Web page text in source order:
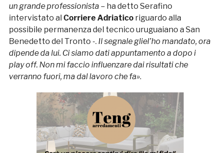
un grande professionista – ha detto Serafino
intervistato al Corriere Adriaticoriguardo alla
possibile permanenza del tecnico uruguaiano a San
Benedetto del Tronto -. Il segnale gliel’ho mandato, ora
dipende da lui. Ci siamo dati appuntamento a dopo i
play off. Non mi faccio influenzare dai risultati che
verranno fuori, ma dal lavoro che fa».